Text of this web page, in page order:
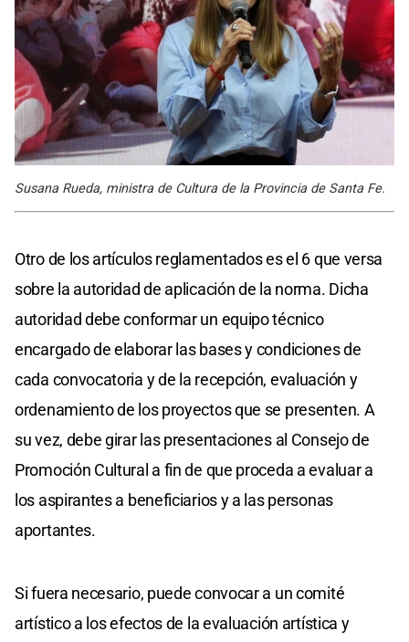
Susana Rueda, ministra de Cultura de la Provincia de Santa Fe.
Otro de los artículos reglamentados es el 6 que versa
sobre la autoridad de aplicación de la norma. Dicha
autoridad debe conformar un equipo técnico
encargado de elaborar las bases y condiciones de
cada convocatoria y de la recepción, evaluación y
ordenamiento de los proyectos que se presenten. A
su vez, debe girar las presentaciones al Consejo de
Promoción Cultural a fin de que proceda a evaluar a
los aspirantes a beneficiarios y a las personas
aportantes.
Si fuera necesario, puede convocar a un comité
artístico a los efectos de la evaluación artística y